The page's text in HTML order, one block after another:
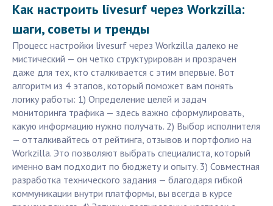
Как настроить livesurf через Workzilla:
шаги, советы и тренды
Процесс настройки livesurf через Workzilla далеко не
мистический — он четко структурирован и прозрачен
даже для тех, кто сталкивается с этим впервые. Вот
алгоритм из 4 этапов, который поможет вам понять
логику работы: 1) Определение целей и задач
мониторинга трафика — здесь важно сформулировать,
какую информацию нужно получать. 2) Выбор исполнителя
— отталкивайтесь от рейтинга, отзывов и портфолио на
Workzilla. Это позволяют выбрать специалиста, который
именно вам подходит по бюджету и опыту. 3) Совместная
разработка технического задания — благодаря гибкой
коммуникации внутри платформы, вы всегда в курсе